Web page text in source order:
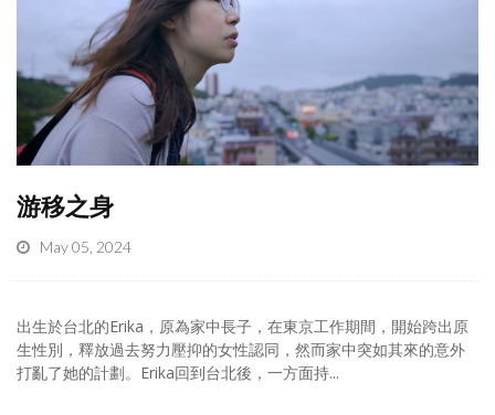
游移之身
May 05, 2024
出生於台北的Erika，原為家中長子，在東京工作期間，開始跨出原
生性別，釋放過去努力壓抑的女性認同，然而家中突如其來的意外
打亂了她的計劃。Erika回到台北後，一方面持...